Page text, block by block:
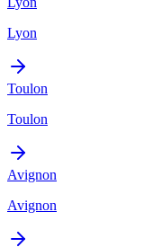
Lyon
Toulon
Toulon
Avignon
Avignon